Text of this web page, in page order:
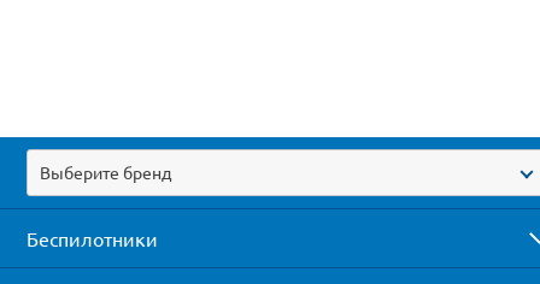
Выберите бренд
Беспилотники